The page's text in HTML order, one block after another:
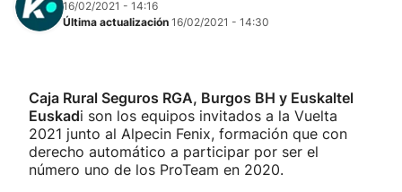
16/02/2021 - 14:16
Última actualización 16/02/2021 - 14:30
Caja Rural Seguros RGA, Burgos BH y Euskaltel
Euskadi son los equipos invitados a la Vuelta
2021 junto al Alpecin Fenix, formación que con
derecho automático a participar por ser el
número uno de los ProTeam en 2020.